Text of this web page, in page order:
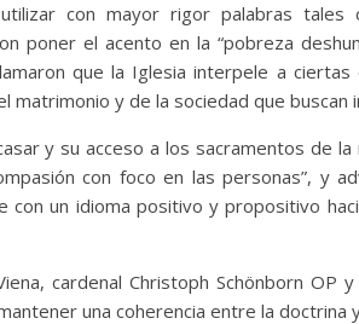
con mayor rigor palabras tales
poner el acento en la “pobreza
que la Iglesia interpele a ciertas
matrimonio y de la sociedad que buscan
y su acceso a los sacramentos de la
con foco en las personas”, y
un idioma positivo y propositivo
cardenal Christoph Schönborn OP
una coherencia entre la doctrina